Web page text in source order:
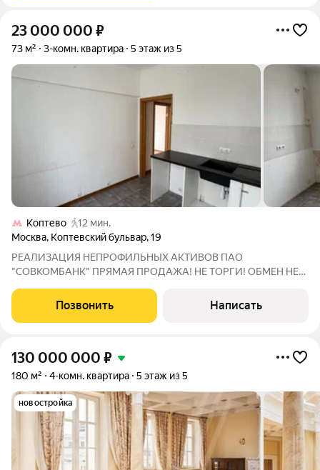
23 000 000 ₽
73 м² 3-комн. квартира 5 этаж из 5
Коптево
12 мин.
Москва, Коптевский бульвар,19
РЕАЛИЗАЦИЯ НЕПРОФИЛЬНЫХ АКТИВОВ ПАО
"СОВКОМБАНК" ПРЯМАЯ ПРОДАЖА! НЕ ТОРГИ! ОБМЕН НЕ
кв. 60. КН: 77:09:0003014:4564 Продажа 3-к. квартиры,
расположенной на 5 этаже 5-этажного жилого
Позвонить Написать
130 000 000 ₽
180 м² 4-комн. квартира 5 этаж из 5
новостройка